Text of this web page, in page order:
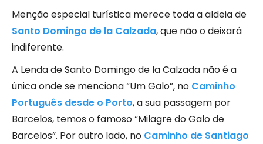
Menção especial turística merece toda a aldeia de
Santo Domingo de la Calzada, que não o deixará
indiferente.
A Lenda de Santo Domingo de la Calzada não é a
única onde se menciona “Um Galo”, no Caminho
Português desde o Porto, a sua passagem por
Barcelos, temos o famoso “Milagre do Galo de
Barcelos”. Por outro lado, no Caminho de Santiago